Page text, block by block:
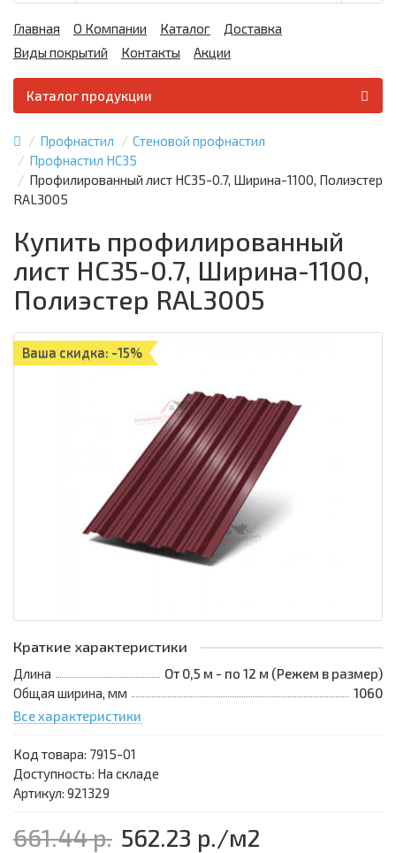
Главная О Компании Каталог
Доставка
Виды покрытий
Контакты Акции
Каталог продукции
Профнастил
Стеновой профнастил
Профнастил НС35
Профилированный лист НС35-0.7, Ширина-1100, Полиэстер
RAL3005
Купить профилированный
лист НС35-0.7, Ширина-1100,
Полиэстер RAL3005
Ваша скидка: -15%
Краткие характеристики
Длина
От 0,5 м - по 12 м (Режем в размер)
Общая ширина, мм
1060
Все характеристики
Код товара: 7915-01
Доступность: На складе
Артикул: 921329
661.44 р. 562.23 р./м2